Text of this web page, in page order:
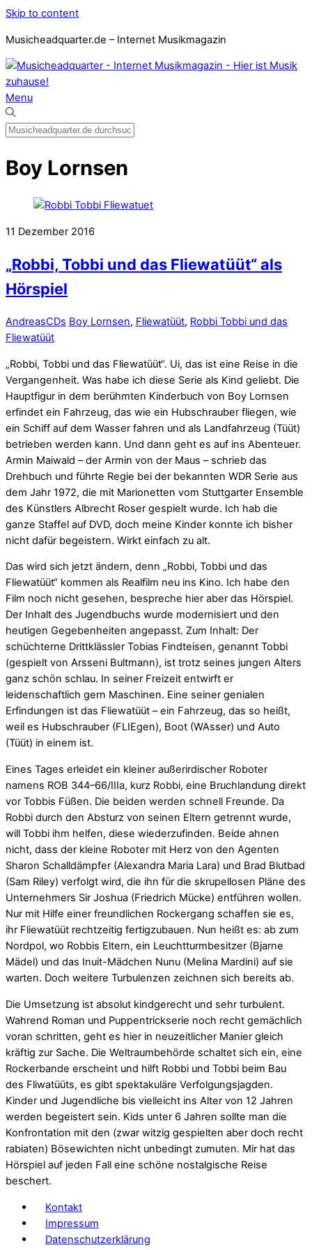
Skip to content
Musicheadquarter.de – Internet Musikmagazin
Menu
Boy Lornsen
11 Dezember 2016
„Robbi, Tobbi und das Fliewatüüt“ als
Hörspiel
AndreasCDs Boy Lornsen, Fliewatüüt, Robbi Tobbi und das
Fliewatüüt
„Robbi, Tobbi und das Fliewatüüt“. Ui, das ist eine Reise in die
Vergangenheit. Was habe ich diese Serie als Kind geliebt. Die
Hauptfigur in dem berühmten Kinderbuch von Boy Lornsen
erfindet ein Fahrzeug, das wie ein Hubschrauber fliegen, wie
ein Schiff auf dem Wasser fahren und als Landfahrzeug (Tüüt)
betrieben werden kann. Und dann geht es auf ins Abenteuer.
Armin Maiwald – der Armin von der Maus – schrieb das
Drehbuch und führte Regie bei der bekannten WDR Serie aus
dem Jahr 1972, die mit Marionetten vom Stuttgarter Ensemble
des Künstlers Albrecht Roser gespielt wurde. Ich hab die
ganze Staffel auf DVD, doch meine Kinder konnte ich bisher
nicht dafür begeistern. Wirkt einfach zu alt.
Das wird sich jetzt ändern, denn „Robbi, Tobbi und das
Fliewatüüt“ kommen als Realfilm neu ins Kino. Ich habe den
Film noch nicht gesehen, bespreche hier aber das Hörspiel.
Der Inhalt des Jugendbuchs wurde modernisiert und den
heutigen Gegebenheiten angepasst. Zum Inhalt: Der
schüchterne Drittklässler Tobias Findteisen, genannt Tobbi
(gespielt von Arsseni Bultmann), ist trotz seines jungen Alters
ganz schön schlau. In seiner Freizeit entwirft er
leidenschaftlich gern Maschinen. Eine seiner genialen
Erfindungen ist das Fliewatüüt – ein Fahrzeug, das so heißt,
weil es Hubschrauber (FLIEgen), Boot (WAsser) und Auto
(Tüüt) in einem ist.
Eines Tages erleidet ein kleiner außerirdischer Roboter
namens ROB 344–66/IIIa, kurz Robbi, eine Bruchlandung direkt
vor Tobbis Füßen. Die beiden werden schnell Freunde. Da
Robbi durch den Absturz von seinen Eltern getrennt wurde,
will Tobbi ihm helfen, diese wiederzufinden. Beide ahnen
nicht, dass der kleine Roboter mit Herz von den Agenten
Sharon Schalldämpfer (Alexandra Maria Lara) und Brad Blutbad
(Sam Riley) verfolgt wird, die ihn für die skrupellosen Pläne des
Unternehmers Sir Joshua (Friedrich Mücke) entführen wollen.
Nur mit Hilfe einer freundlichen Rockergang schaffen sie es,
ihr Fliewatüüt rechtzeitig fertigzubauen. Nun heißt es: ab zum
Nordpol, wo Robbis Eltern, ein Leuchtturmbesitzer (Bjarne
Mädel) und das Inuit-Mädchen Nunu (Melina Mardini) auf sie
warten. Doch weitere Turbulenzen zeichnen sich bereits ab.
Die Umsetzung ist absolut kindgerecht und sehr turbulent.
Wahrend Roman und Puppentrickserie noch recht gemächlich
voran schritten, geht es hier in neuzeitlicher Manier gleich
kräftig zur Sache. Die Weltraumbehörde schaltet sich ein, eine
Rockerbande erscheint und hilft Robbi und Tobbi beim Bau
des Fliwatüüts, es gibt spektakuläre Verfolgungsjagden.
Kinder und Jugendliche bis vielleicht ins Alter von 12 Jahren
werden begeistert sein. Kids unter 6 Jahren sollte man die
Konfrontation mit den (zwar witzig gespielten aber doch recht
rabiaten) Bösewichten nicht unbedingt zumuten. Mir hat das
Hörspiel auf jeden Fall eine schöne nostalgische Reise
beschert.
Kontakt
Impressum
Datenschutzerklärung